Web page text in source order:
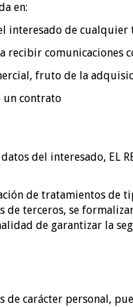
en:
interesado de cualquier
recibir comunicaciones
fruto de la
un contrato
del interesado, EL
de tratamientos de
de terceros, se
de garantizar la
de carácter personal,